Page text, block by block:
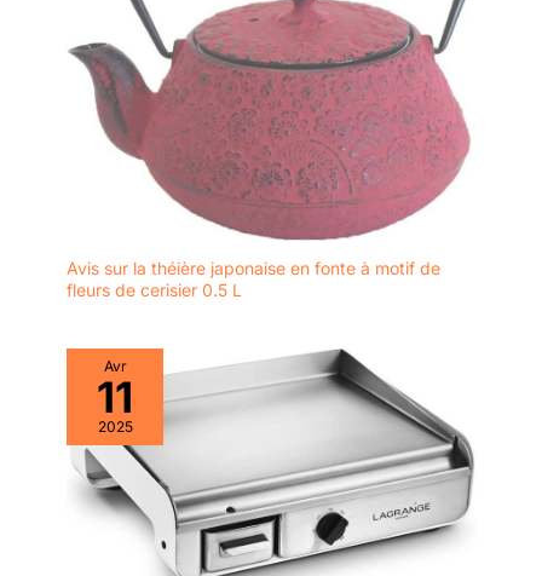
Avis sur la théière japonaise en fonte à motif de
fleurs de cerisier 0.5 L
Avr
11
2025